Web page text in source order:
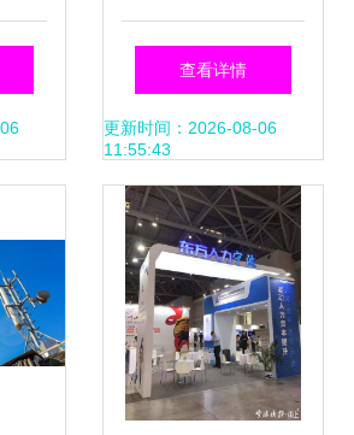
技 大型制造企业降本
增效与空间优化的
新引擎
查看详情
更新时间：2026-08-06
11:55:43